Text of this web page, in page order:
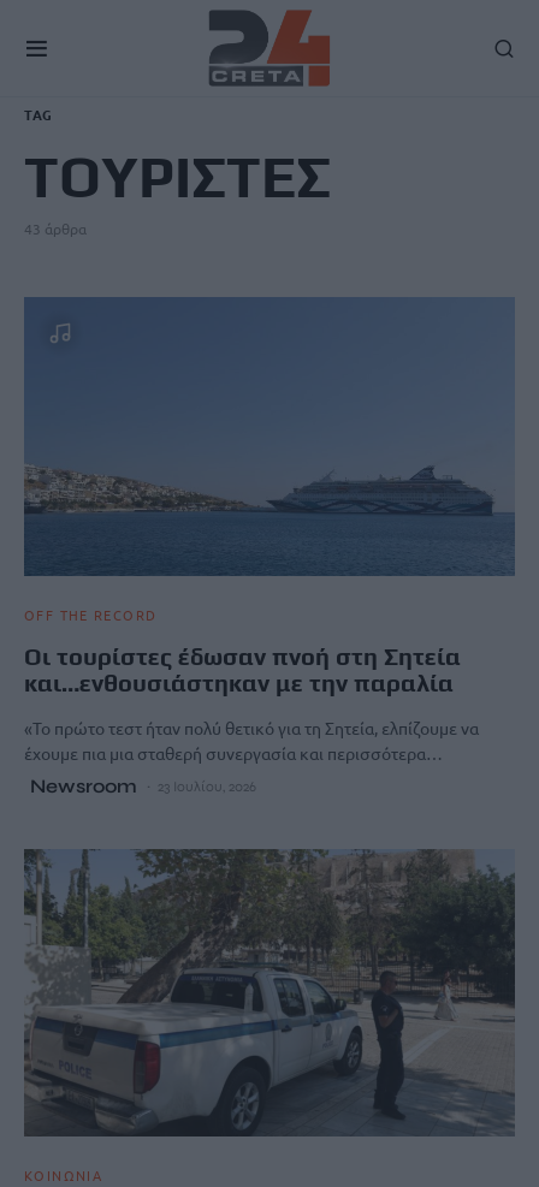
TAG
ΤΟΥΡΙΣΤΕΣ
43 άρθρα
OFF THE RECORD
Οι τουρίστες έδωσαν πνοή στη Σητεία
και…ενθουσιάστηκαν με την παραλία
«Το πρώτο τεστ ήταν πολύ θετικό για τη Σητεία, ελπίζουμε να
έχουμε πια μια σταθερή συνεργασία και περισσότερα…
Newsroom 23 Ιουλίου, 2026
ΚΟΙΝΩΝΙΑ